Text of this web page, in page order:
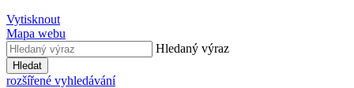
Vytisknout
Mapa webu
Hledaný výraz
Hledat
rozšířené vyhledávání